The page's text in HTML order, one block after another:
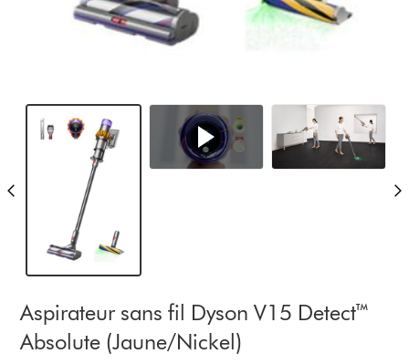
Aspirateur sans fil Dyson V15 Detect™
Absolute (Jaune/Nickel)